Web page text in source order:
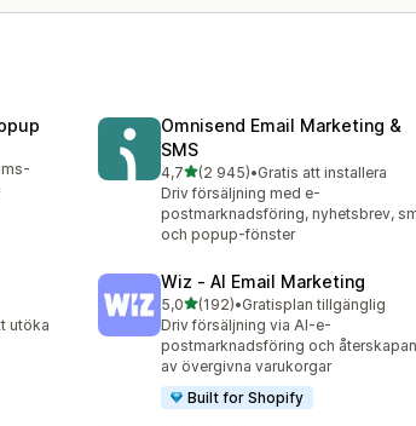
Omnisend Email Marketing &
SMS
4,7av 5 stjärnor
(2 945)
2945 recensioner totalt
•Gratis att installera
Driv försäljning med e-
postmarknadsföring, nyhetsbrev,
och popup-fönster
utöka
Wiz ‑ AI Email Marketing
5,0av 5 stjärnor
(192)
192 recensioner totalt
•Gratisplan tillgänglig
Driv försäljning via AI-e-
postmarknadsföring och
av övergivna varukorgar
Built for Shopify